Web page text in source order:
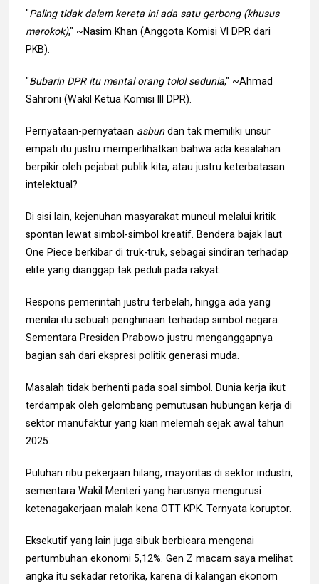
"Paling tidak dalam kereta ini ada satu gerbong (khusus
merokok)," ~Nasim Khan (Anggota Komisi VI DPR dari
PKB).
"Bubarin DPR itu mental orang tolol sedunia," ~Ahmad
Sahroni (Wakil Ketua Komisi III DPR).
Pernyataan-pernyataan asbundan tak memiliki unsur
empati itu justru memperlihatkan bahwa ada kesalahan
berpikir oleh pejabat publik kita, atau justru keterbatasan
intelektual?
Di sisi lain, kejenuhan masyarakat muncul melalui kritik
spontan lewat simbol-simbol kreatif. Bendera bajak laut
One Piece berkibar di truk-truk, sebagai sindiran terhadap
elite yang dianggap tak peduli pada rakyat.
Respons pemerintah justru terbelah, hingga ada yang
menilai itu sebuah penghinaan terhadap simbol negara.
Sementara Presiden Prabowo justru menganggapnya
bagian sah dari ekspresi politik generasi muda.
Masalah tidak berhenti pada soal simbol. Dunia kerja ikut
terdampak oleh gelombang pemutusan hubungan kerja di
sektor manufaktur yang kian melemah sejak awal tahun
2025.
Puluhan ribu pekerjaan hilang, mayoritas di sektor industri,
sementara Wakil Menteri yang harusnya mengurusi
ketenagakerjaan malah kena OTT KPK. Ternyata koruptor.
Eksekutif yang lain juga sibuk berbicara mengenai
pertumbuhan ekonomi 5,12%. Gen Z macam saya melihat
angka itu sekadar retorika, karena di kalangan ekonom